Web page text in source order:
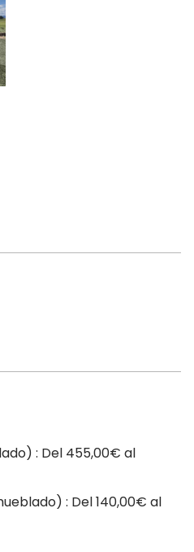
: Del 455,00€ al
: Del 140,00€ al